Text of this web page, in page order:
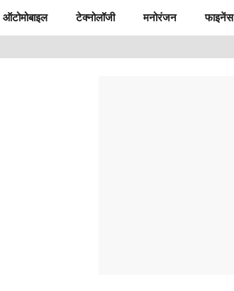
ऑटोमोबाइल टेक्नोलॉजी मनोरंजन फाइनेंस